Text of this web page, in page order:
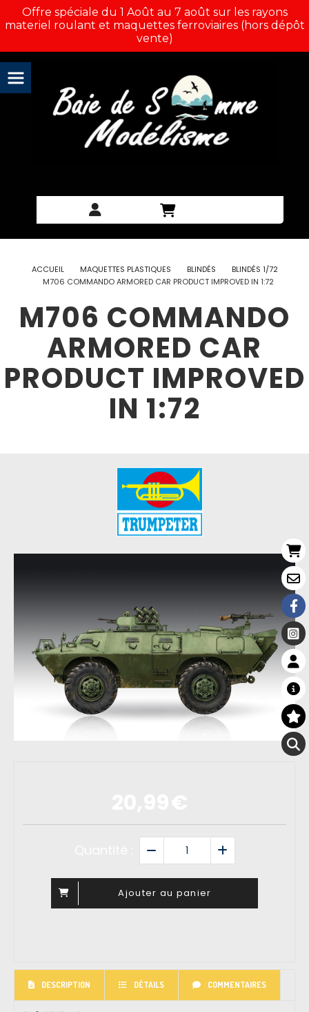
Offre spéciale du 1 Août au 7 août sur les rayons
materiel roulant et maquettes ferroviaires (hors dépôt
vente)
ACCUEIL MAQUETTES PLASTIQUES BLINDÉS
BLINDÉS 1/72
M706 COMMANDO ARMORED CAR PRODUCT IMPROVED IN 1:72
M706 COMMANDO
ARMORED CAR
PRODUCT IMPROVED
IN 1:72
Nouveau
Ajouter au panier
DESCRIPTION DÉTAILS COMMENTAIRES
Panneau de gestion des cookies